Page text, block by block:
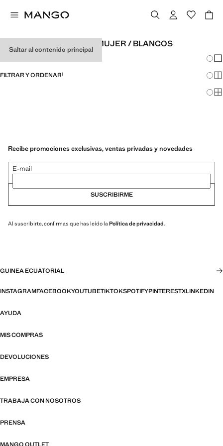
Saltar al contenido principal
VESTIDOS DE FIESTA DE MUJER / BLANCOS
FILTRAR Y ORDENAR1
Recibe promociones exclusivas, ventas privadas y novedades
E-mail
SUSCRIBIRME
Al suscribirte, confirmas que has leído la Política de privacidad.
GUINEA ECUATORIAL
INSTAGRAMFACEBOOKYOUTUBETIKTOKSPOTIFYPINTERESTXLINKEDIN
AYUDA
MIS COMPRAS
DEVOLUCIONES
EMPRESA
TRABAJA CON NOSOTROS
PRENSA